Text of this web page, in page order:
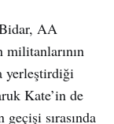
AA
militanlarının
yerleştirdiği
Kate’in de
sırasında